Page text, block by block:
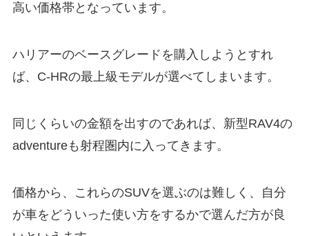
高い価格帯となっています。
ハリアーのベースグレードを購入しようとすれ
ば、C-HRの最上級モデルが選べてしまいます。
同じくらいの金額を出すのであれば、新型RAV4の
adventureも射程圏内に入ってきます。
価格から、これらのSUVを選ぶのは難しく、自分
が車をどういった使い方をするかで選んだ方が良